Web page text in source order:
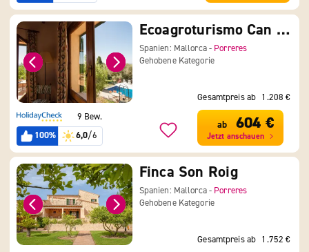
Ecoagroturismo Can Feliu
Spanien: Mallorca - Porreres
Gehobene Kategorie
9 Bew.
100%
6,0/6
Gesamtpreis ab 1.208 €
ab 604 €
Jetzt anschauen
Finca Son Roig
Spanien: Mallorca - Porreres
Gehobene Kategorie
Gesamtpreis ab 1.752 €